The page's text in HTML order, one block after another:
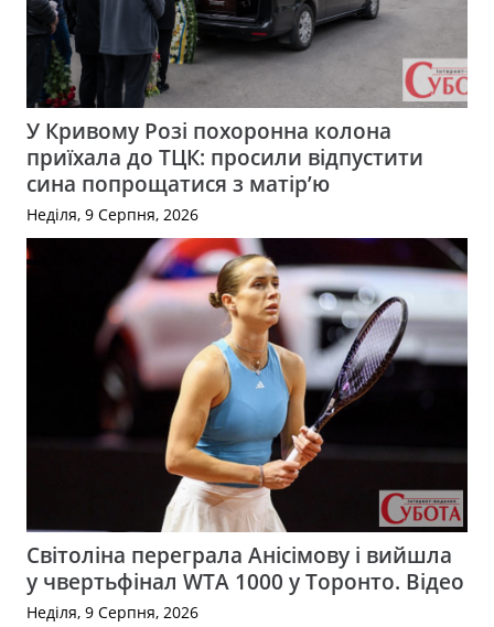
У Кривому Розі похоронна колона
приїхала до ТЦК: просили відпустити
сина попрощатися з матір’ю
Неділя, 9 Серпня, 2026
Світоліна переграла Анісімову і вийшла
у чвертьфінал WTA 1000 у Торонто. Відео
Неділя, 9 Серпня, 2026